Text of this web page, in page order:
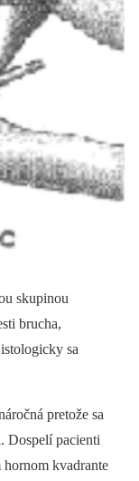
skupinou
brucha,
sa
pretože sa
Dospelí pacienti
kvadrante